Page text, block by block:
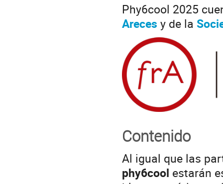
Phy6cool 2025
Areces y de la
Contenido
Al igual que las
phy6cool estarán